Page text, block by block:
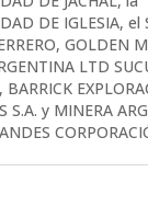
DE IGLESIA, el
GOLDEN
LTD
S.A. y MINERA